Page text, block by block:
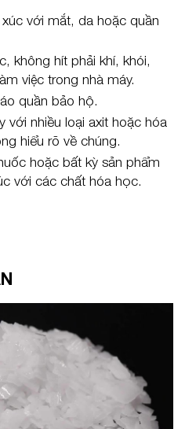
với mắt, da hoặc quần
không hít phải khí, khói,
việc trong nhà máy.
quần bảo hộ.
với nhiều loại axit hoặc hóa
hiểu rõ về chúng.
hoặc bất kỳ sản phẩm
với các chất hóa học.